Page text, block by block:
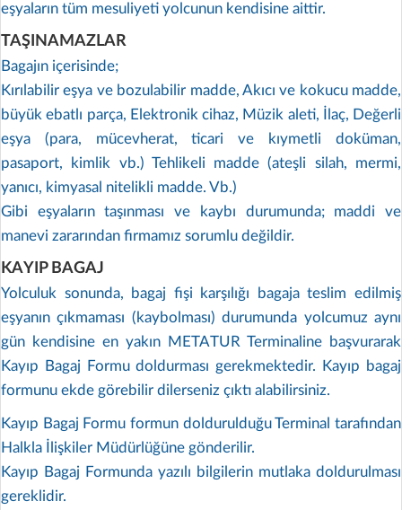
eşyaların tüm mesuliyeti yolcunun kendisine aittir.
TAŞINAMAZLAR
Bagajın içerisinde;
Kırılabilir eşya ve bozulabilir madde, Akıcı ve kokucu madde,
büyük ebatlı parça, Elektronik cihaz, Müzik aleti, İlaç, Değerli
eşya (para, mücevherat, ticari ve kıymetli doküman,
pasaport, kimlik vb.) Tehlikeli madde (ateşli silah, mermi,
yanıcı, kimyasal nitelikli madde. Vb.)
Gibi eşyaların taşınması ve kaybı durumunda; maddi ve
manevi zararından firmamız sorumlu değildir.
KAYIP BAGAJ
Yolculuk sonunda, bagaj fişi karşılığı bagaja teslim edilmiş
eşyanın çıkmaması (kaybolması) durumunda yolcumuz aynı
gün kendisine en yakın METATUR Terminaline başvurarak
Kayıp Bagaj Formu doldurması gerekmektedir. Kayıp bagaj
formunu ekde görebilir dilerseniz çıktı alabilirsiniz.
Kayıp Bagaj Formu formun doldurulduğu Terminal tarafından
Halkla İlişkiler Müdürlüğüne gönderilir.
Kayıp Bagaj Formunda yazılı bilgilerin mutlaka doldurulması
gereklidir.